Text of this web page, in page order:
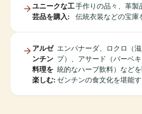
ユニークな工
芸品を購入:
手作りの品々、革製
伝統衣装などの宝庫
アルゼ
ンチン
料理を
楽しむ:
エンパナーダ、ロクロ（
プ）、アサード（バーベ
統的なハーブ飲料）など
ゼンチンの食文化を堪能す